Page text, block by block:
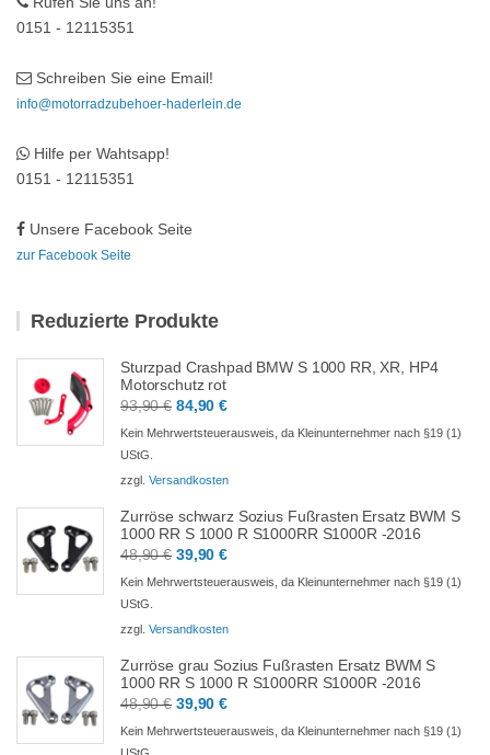
0151 - 12115351
Schreiben Sie eine Email!
info@motorradzubehoer-haderlein.de
Hilfe per Wahtsapp!
0151 - 12115351
Unsere Facebook Seite
zur Facebook Seite
Reduzierte Produkte
Sturzpad Crashpad BMW S 1000 RR, XR, HP4
Motorschutz rot
93,90€ Ursprünglicher
Preis
93,90 €
84,90€Aktueller
Preis
84,90 €.
Kein Mehrwertsteuerausweis, da Kleinunternehmer nach §19 (1)
UStG.
zzgl. Versandkosten
Zurröse schwarz Sozius Fußrasten Ersatz BWM S
1000 RR S 1000 R S1000RR S1000R -2016
48,90€ Ursprünglicher
Preis
48,90 €
39,90€Aktueller
Preis
39,90 €.
Kein Mehrwertsteuerausweis, da Kleinunternehmer nach §19 (1)
UStG.
zzgl. Versandkosten
Zurröse grau Sozius Fußrasten Ersatz BWM S
1000 RR S 1000 R S1000RR S1000R -2016
48,90€ Ursprünglicher
Preis
39,90€Aktueller
Preis
Kein Mehrwertsteuerausweis, da Kleinunternehmer nach §19 (1)